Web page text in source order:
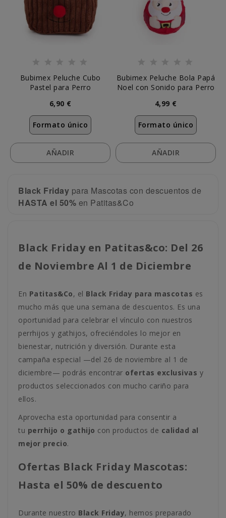
Bubimex Peluche Cubo
Pastel para Perro
6,90 €
Formato único
AÑADIR
Bubimex Peluche Bola Papá
Noel con Sonido para Perro
4,99 €
Formato único
AÑADIR
Black Friday para Mascotas con descuentos de
HASTA el 50% en Patitas&Co
Black Friday en Patitas&co: Del 26
de Noviembre Al 1 de Diciembre
En Patitas&Co, el Black Friday para mascotas es
mucho más que una semana de descuentos. Es una
oportunidad para celebrar el vínculo con nuestros
perrhijos y gathijos, ofreciéndoles lo mejor en
bienestar, nutrición y diversión. Durante esta
campaña especial —del 26 de noviembre al 1 de
diciembre— podrás encontrar ofertas exclusivas y
productos seleccionados con mucho cariño para
ellos.
Aprovecha esta oportunidad para consentir a
tu perrhijo o gathijo con productos de calidad al
mejor precio.
Ofertas Black Friday Mascotas:
Hasta el 50% de descuento
Durante nuestro Black Friday, hemos preparado